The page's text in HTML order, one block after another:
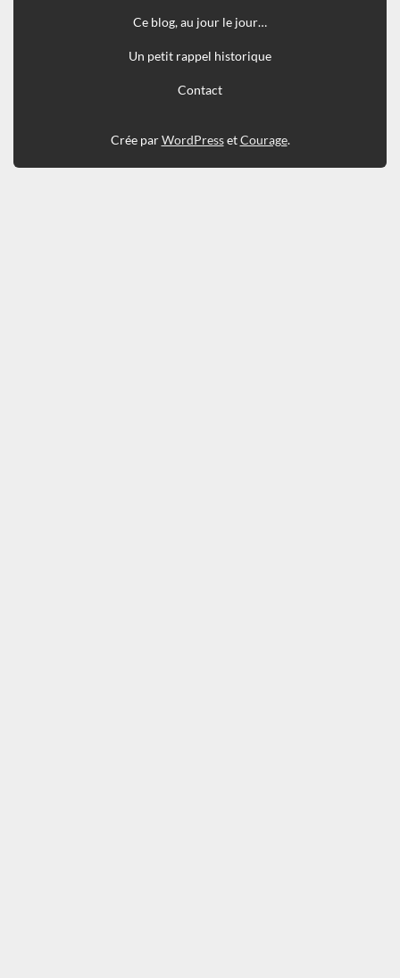
Ce blog, au jour le jour…
Un petit rappel historique
Contact
Crée parWordPressetCourage.